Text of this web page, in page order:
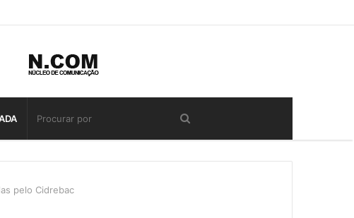
pelo Cidrebac